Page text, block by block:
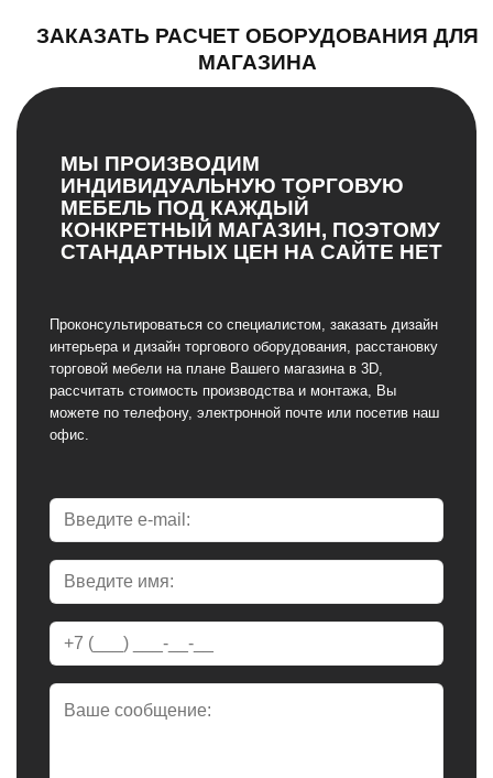
ЗАКАЗАТЬ РАСЧЕТ ОБОРУДОВАНИЯ ДЛЯ
МАГАЗИНА
МЫ ПРОИЗВОДИМ
ИНДИВИДУАЛЬНУЮ ТОРГОВУЮ
МЕБЕЛЬ ПОД КАЖДЫЙ
КОНКРЕТНЫЙ МАГАЗИН, ПОЭТОМУ
СТАНДАРТНЫХ ЦЕН НА САЙТЕ НЕТ
Проконсультироваться со специалистом, заказать дизайн
интерьера и дизайн торгового оборудования, расстановку
торговой мебели на плане Вашего магазина в 3D,
рассчитать стоимость производства и монтажа, Вы
можете по телефону, электронной почте или посетив наш
офис.